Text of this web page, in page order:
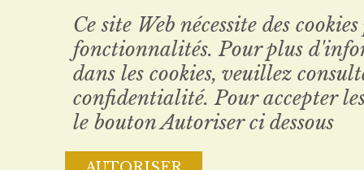
Conditions générales de vente
© 2024 Magento Demo Store. All Rights Reserved.
Ce site Web nécessite des
fonctionnalités. Pour plus
dans les cookies, veuillez
confidentialité. Pour accepter
le bouton Autoriser ci dessous